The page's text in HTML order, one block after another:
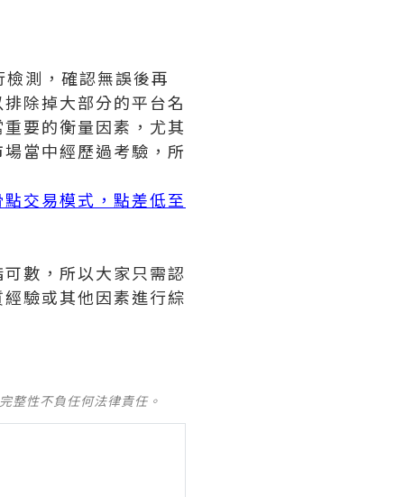
測，確認無誤後再
除掉大部分的平台名
要的衡量因素，尤其
當中經歷過考驗，所
交易模式，點差低至
數，所以大家只需認
驗或其他因素進行綜
整性不負任何法律責任。